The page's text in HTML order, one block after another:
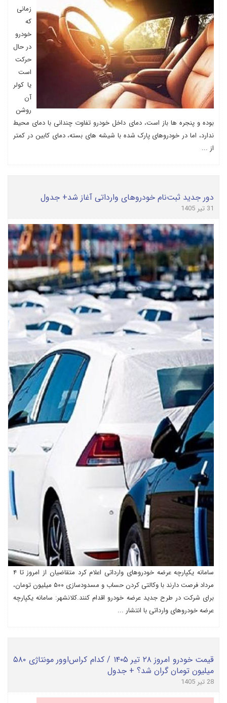
زمانی
که
خودرو
در حال
حرکت
است
یا کولر
آن
روشن
بوده و پنجره ها باز است، دمای داخل خودرو تفاوت چندانی با دمای محیط
ندارد، اما در خودروهای پارک شده با شیشه های بسته، دمای کابین در کمتر
از ...
دور جدید ثبت‌نام خودروهای وارداتی آغاز شد+ جدول
31 تیر 1405
سامانه یکپارچه عرضه خودروهای وارداتی اعلام کرد متقاضیان از امروز تا ۴
مرداد فرصت دارند با وکالتی کردن حساب و مسدودسازی ۵۰۰ میلیون تومان،
برای شرکت در طرح جدید عرضه خودرو اقدام کنند.کلانشهر: سامانه یکپارچه
عرضه خودروهای وارداتی با انتشار ...
قیمت خودرو امروز ۲۸ تیر ۱۴۰۵ / کدام کراس‌اوور مونتاژی ۵۸۰
میلیون تومان گران شد؟ + جدول
28 تیر 1405